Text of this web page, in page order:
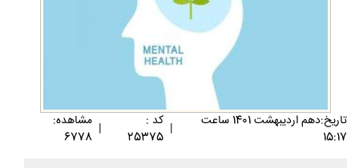
تاريخ:دهم ارديبهشت 1401 ساعت
15:17
| کد :
25375
| مشاهده:
6778